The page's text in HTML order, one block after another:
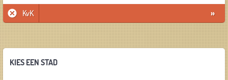
KvK »
KIES EEN STAD